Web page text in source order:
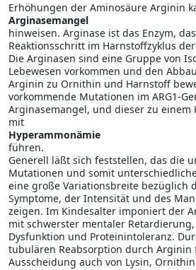
Erhöhungen der Aminosäure Arginin
Arginasemangel
hinweisen. Arginase ist das Enzym,
Reaktionsschritt im Harnstoffzyklus
Die Arginasen sind eine Gruppe von
Lebewesen vorkommen und den
Arginin zu Ornithin und Harnstoff
vorkommende Mutationen im ARG1-
Arginasemangel, und dieser zu einem
mit
Hyperammonämie
führen.
Generell läßt sich feststellen, das die
Mutationen und somit
eine große Variationsbreite bezüglich
Symptome, der Intensität und des
zeigen. Im Kindesalter imponiert der
mit schwerster mentaler
Dysfunktion und Proteinintoleranz.
tubulären Reabsorption durch
Ausscheidung auch von Lysin,